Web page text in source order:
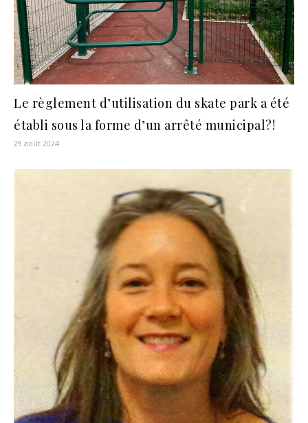
Le règlement d’utilisation du skate park a été
établi sous la forme d’un arrêté municipal?!
29 août 2024